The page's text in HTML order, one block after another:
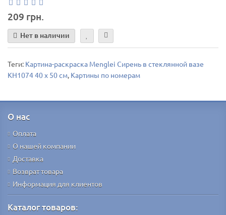
209 грн.
Нет в наличии
Теги: Картина-раскраска Menglei Сирень в стеклянной вазе
КН1074 40 х 50 см, Картины по номерам
О нас
Оплата
О нашей компании
Доставка
Возврат товара
Информация для клиентов
Каталог товаров: